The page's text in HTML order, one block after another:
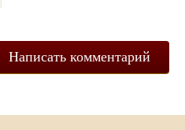
Написать комментарий